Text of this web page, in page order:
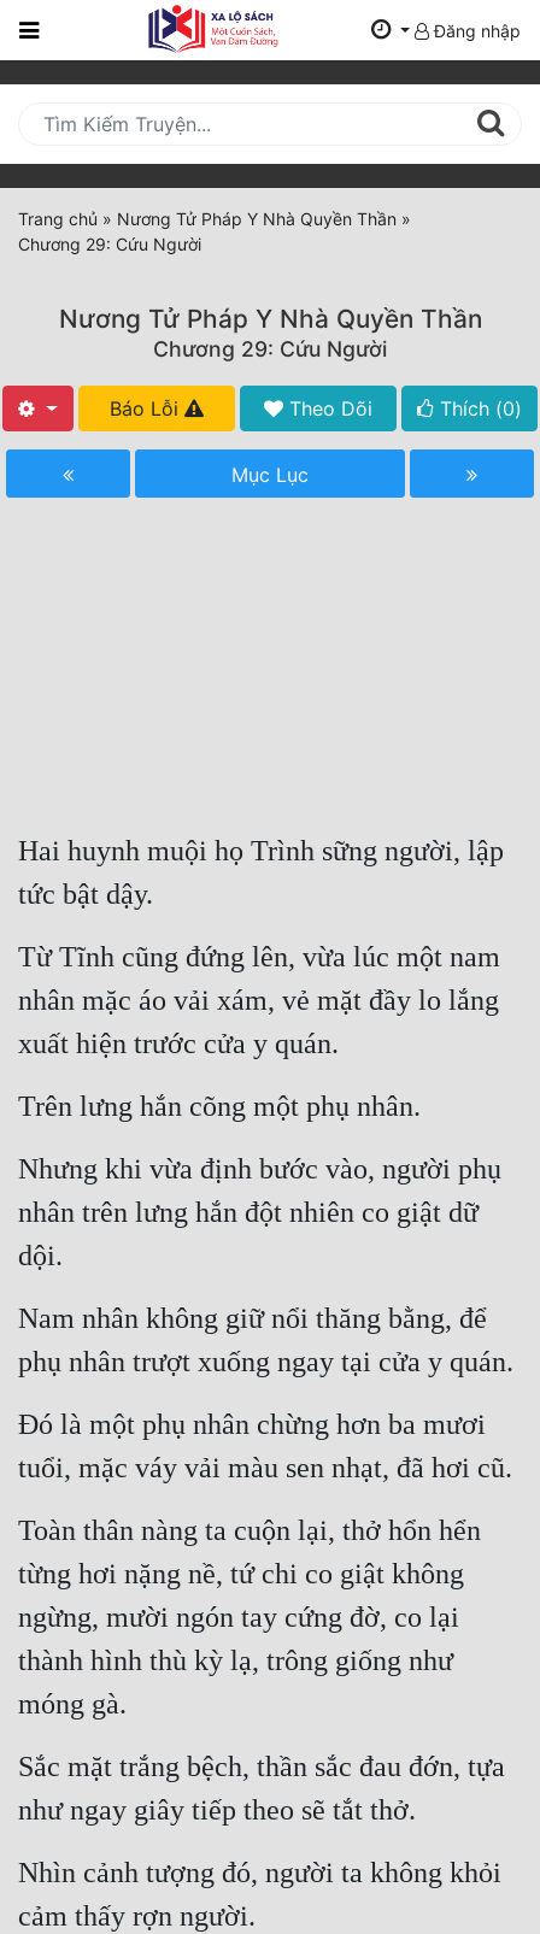
Trang
Mới
Cập
Nhật
(current)
Thể Loại
Tất Cả
Hoàn Thành
Xa Lộ Dịch
Cung Đấu
Cạnh Kỹ
Cổ Tiên Hiệp
Cổ Đại
Dị Giới
Góc Nhìn Nữ
Huyền Huyễn
Huyền Nghi
Huyền Ảo
Hài Hước
Hệ Thống
Học Đường
Khoa Huyễn
Khoa Huyễn Không Gian
Kinh Dị
Kiếm Hiệp
Đăng nhập
Trang chủ » Nương Tử Pháp Y Nhà Quyền Thần »
Chương 29: Cứu Người
Nương Tử Pháp Y Nhà Quyền Thần
Chương 29: Cứu Người
Báo Lỗi Theo Dõi Thích (0)
Mục Lục
Hai huynh muội họ Trình sững người, lập
tức bật dậy.
Từ Tĩnh cũng đứng lên, vừa lúc một nam
nhân mặc áo vải xám, vẻ mặt đầy lo lắng
xuất hiện trước cửa y quán.
Trên lưng hắn cõng một phụ nhân.
Nhưng khi vừa định bước vào, người phụ
nhân trên lưng hắn đột nhiên co giật dữ
dội.
Nam nhân không giữ nổi thăng bằng, để
phụ nhân trượt xuống ngay tại cửa y quán.
Đó là một phụ nhân chừng hơn ba mươi
tuổi, mặc váy vải màu sen nhạt, đã hơi cũ.
Toàn thân nàng ta cuộn lại, thở hổn hển
từng hơi nặng nề, tứ chi co giật không
ngừng, mười ngón tay cứng đờ, co lại
thành hình thù kỳ lạ, trông giống như
móng gà.
Sắc mặt trắng bệch, thần sắc đau đớn, tựa
như ngay giây tiếp theo sẽ tắt thở.
Nhìn cảnh tượng đó, người ta không khỏi
cảm thấy rợn người.